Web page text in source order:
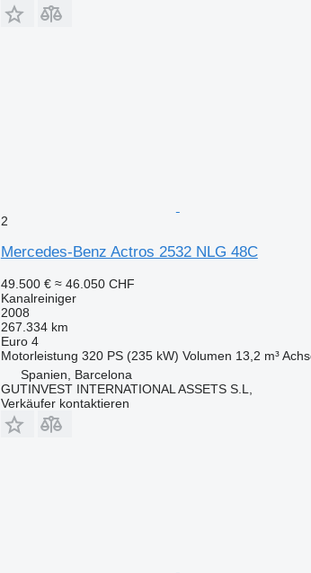
2
Mercedes-Benz Actros 2532 NLG 48C
49.500 € ≈ 46.050 CHF
Kanalreiniger
2008
267.334 km
Euro 4
Motorleistung 320 PS (235 kW) Volumen 13,2 m³
Spanien, Barcelona
GUTINVEST INTERNATIONAL ASSETS S.L,
Verkäufer kontaktieren